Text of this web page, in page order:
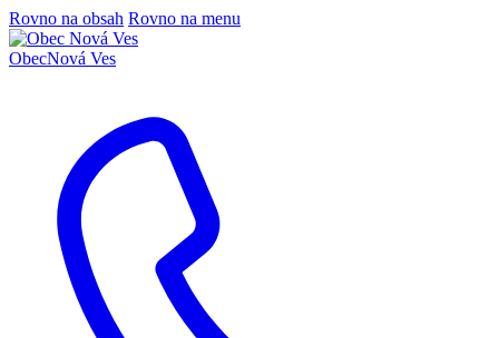
Rovno na obsah Rovno na menu
ObecNová Ves